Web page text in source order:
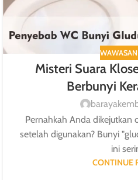
Misteri Suara
Berbunyi
Pernahkah Anda dikejutkan
setelah digunakan? Bunyi
ini
CONTINUE